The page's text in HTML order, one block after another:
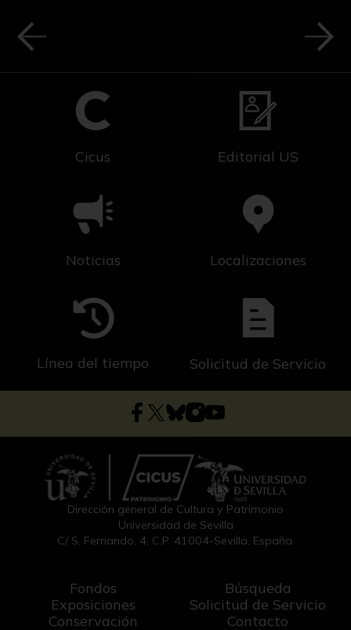
Cicus Editorial US
Noticias Localizaciones
Línea del tiempo Solicitud de Servicio
Dirección general de Cultura y Patrimonio
Universidad de Sevilla
C/ S. Fernando, 4, C.P. 41004-Sevilla, España.
Fondos
Exposiciones
Conservación
Búsqueda
Solicitud de Servicio
Contacto